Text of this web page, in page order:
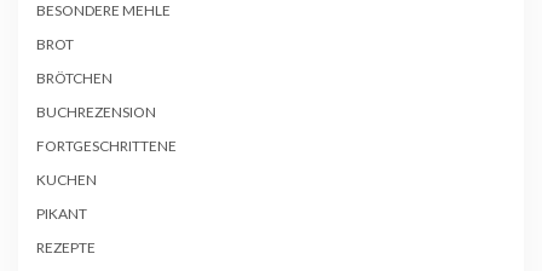
BESONDERE MEHLE
BROT
BRÖTCHEN
BUCHREZENSION
FORTGESCHRITTENE
KUCHEN
PIKANT
REZEPTE